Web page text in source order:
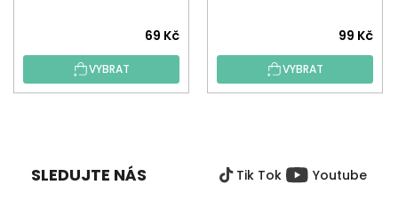
hodnocení
produktu
je
hvězdiček.
69 Kč
VYBRAT
hodnocení
produktu
je
hvězdiček.
99 Kč
VYBRAT
SLEDUJTE NÁS Tik Tok Youtube